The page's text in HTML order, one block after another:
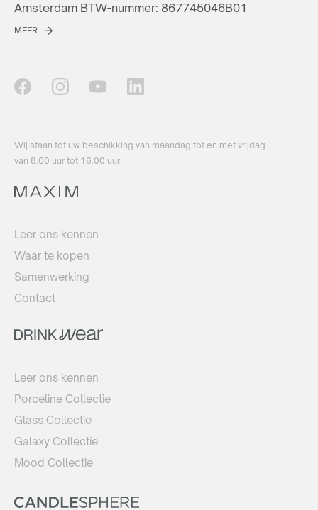
Amsterdam BTW-nummer: 867745046B01
MEER
Wij staan ​​tot uw beschikking van maandag tot en met vrijdag
van 8.00 uur tot 16.00 uur
Leer ons kennen
Waar te kopen
Samenwerking
Contact
Leer ons kennen
Porceline Collectie
Glass Collectie
Galaxy Collectie
Mood Collectie